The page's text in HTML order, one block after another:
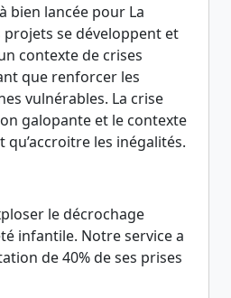
bien lancée pour La
projets se développent et
contexte de crises
que renforcer les
vulnérables. La crise
galopante et le contexte
les inégalités.
le décrochage
infantile. Notre service a
de 40% de ses prises